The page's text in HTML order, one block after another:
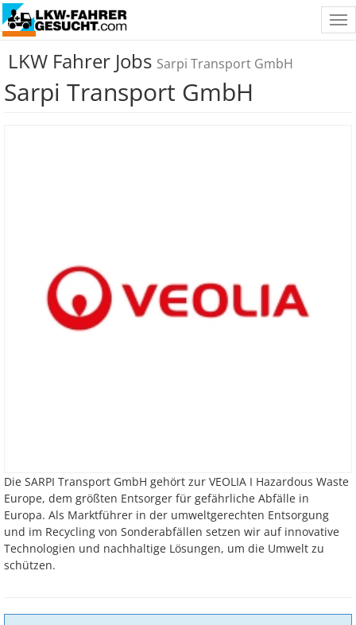
LKW Fahrer Jobs Sarpi Transport GmbH
Sarpi Transport GmbH
Die SARPI Transport GmbH gehört zur VEOLIA I Hazardous Waste
Europe, dem größten Entsorger für gefährliche Abfälle in
Europa. Als Marktführer in der umweltgerechten Entsorgung
und im Recycling von Sonderabfällen setzen wir auf innovative
Technologien und nachhaltige Lösungen, um die Umwelt zu
schützen.